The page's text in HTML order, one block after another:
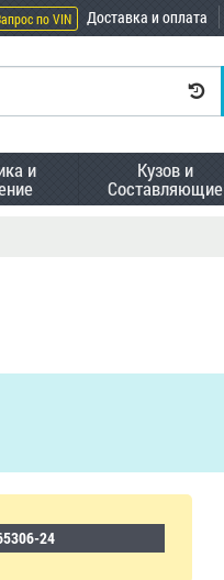
по VIN Доставка и оплата
и Кузов и
Составляющие
24